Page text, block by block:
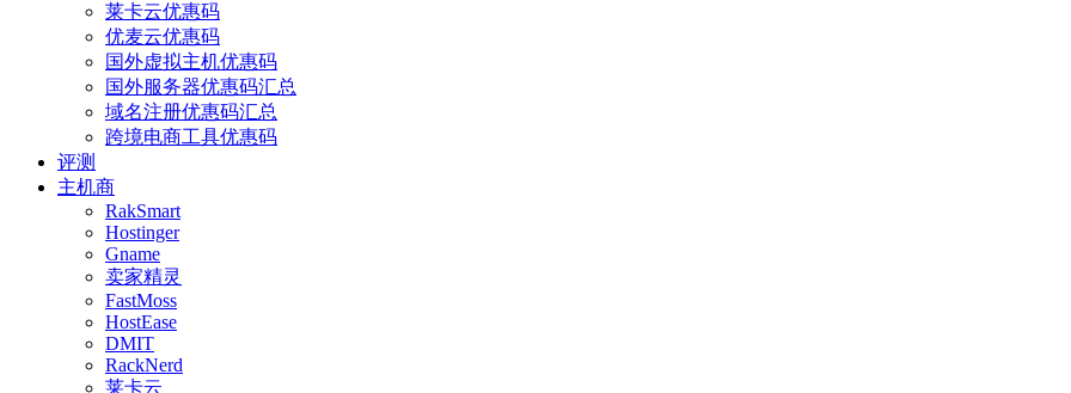
莱卡云优惠码
优麦云优惠码
国外虚拟主机优惠码
国外服务器优惠码汇总
域名注册优惠码汇总
跨境电商工具优惠码
评测
主机商
RakSmart
Hostinger
Gname
卖家精灵
FastMoss
HostEase
DMIT
RackNerd
莱卡云